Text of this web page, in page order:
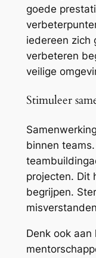
goede
iedereen zich
verbeteren
veilige
Stimuleer
binnen
projecten. Dit
begrijpen.
Denk ook